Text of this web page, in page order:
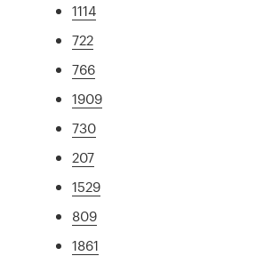
1114
722
766
1909
730
207
1529
809
1861